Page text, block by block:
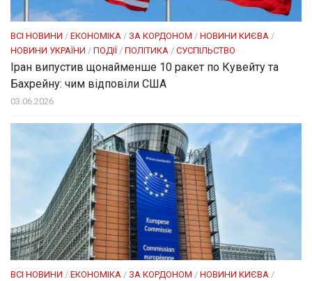
ВСІ НОВИНИ / ЕКОНОМІКА / ЗА КОРДОНОМ / НОВИНИ КИЄВА /
НОВИНИ УКРАЇНИ / ПОДІЇ / ПОЛІТИКА / СУСПІЛЬСТВО
Іран випустив щонайменше 10 ракет по Кувейту та
Бахрейну: чим відповіли США
03.06.2026
ВСІ НОВИНИ / ЕКОНОМІКА / ЗА КОРДОНОМ / НОВИНИ КИЄВА /